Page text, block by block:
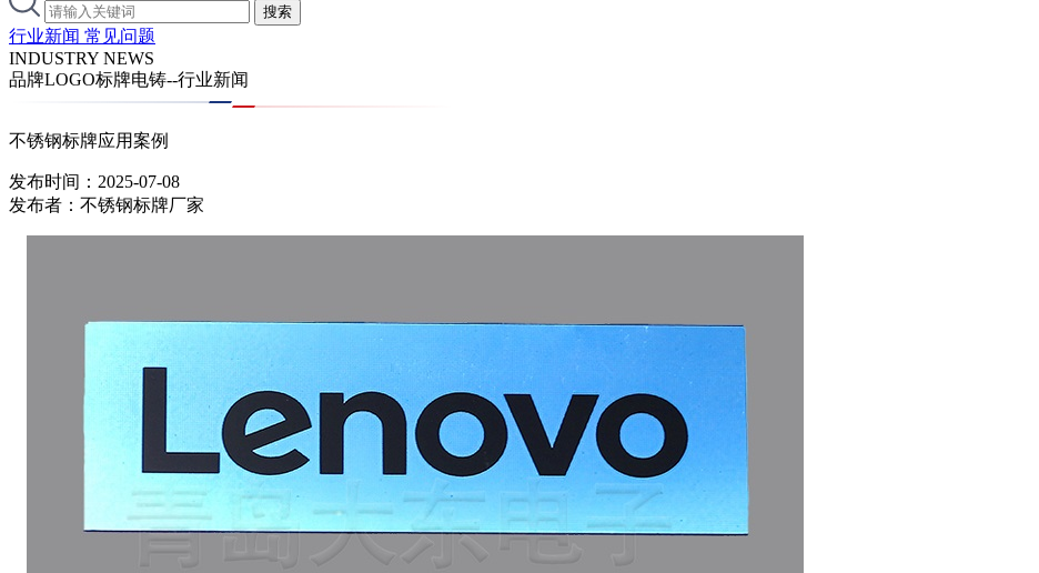
行业新闻 常见问题
INDUSTRY NEWS
品牌LOGO标牌电铸--行业新闻
不锈钢标牌应用案例
发布时间：2025-07-08
发布者：不锈钢标牌厂家